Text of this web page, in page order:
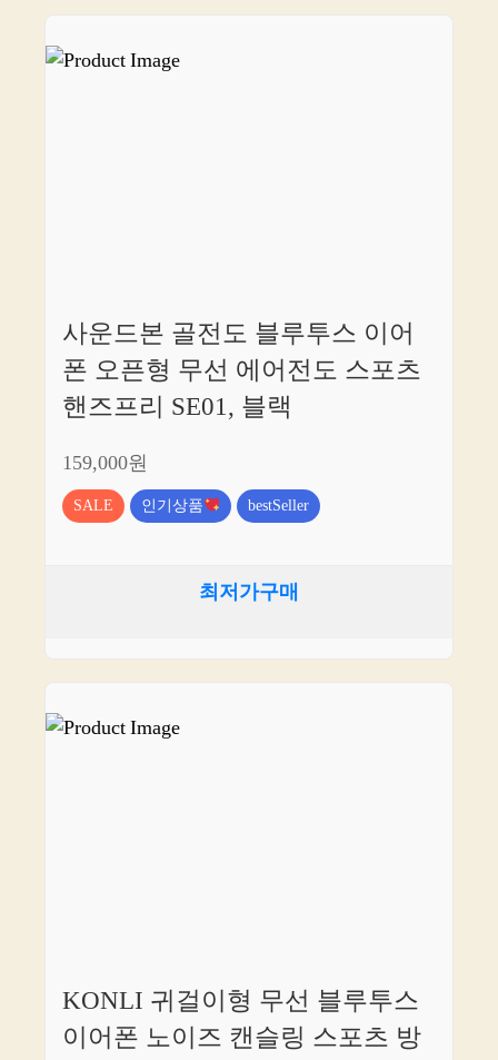
사운드본 골전도 블루투스 이어
폰 오픈형 무선 에어전도 스포츠
핸즈프리 SE01, 블랙
159,000원
SALE 인기상품 bestSeller
최저가구매
KONLI 귀걸이형 무선 블루투스
이어폰 노이즈 캔슬링 스포츠 방